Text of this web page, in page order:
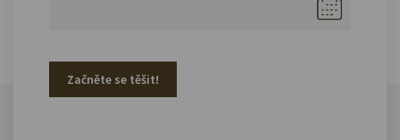
Začněte se těšit!